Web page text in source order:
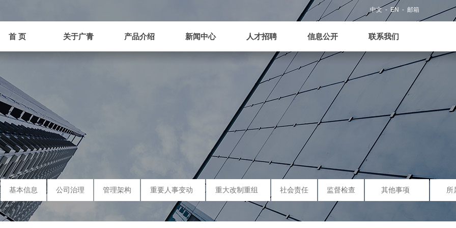
中文 - EN - 邮箱
首 页 关于广青 产品介绍 新闻中心 人才招聘 信息公开
信息公开
联系我们
联系我们
基本信息 公司治理 管理架构 重要人事变动 重大改制重组 社会责任 监督检查 其他事项 所